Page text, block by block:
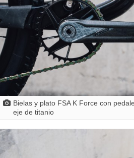
Bielas y plato FSA K Force con
eje de titanio